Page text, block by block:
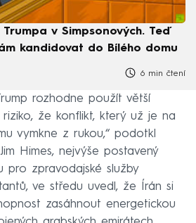
v Simpsonových. Teď
kandidovat do Bílého domu
6 min čtení
rozhodne použít větší
riziko, že konflikt, který už je na
vymkne z rukou,“ podotkl
Himes, nejvýše postavený
pro zpravodajské služby
ve středu uvedl, že Írán si
zasáhnout energetickou